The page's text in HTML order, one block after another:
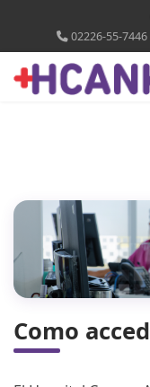
02226-55-7446
Como